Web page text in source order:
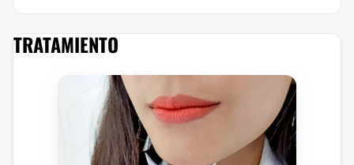
TRATAMIENTO